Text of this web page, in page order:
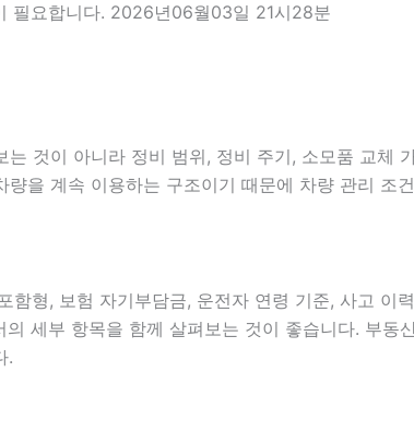
필요합니다. 2026년06월03일 21시28분
것이 아니라 정비 범위, 정비 주기, 소모품 교체
을 계속 이용하는 구조이기 때문에 차량 관리 조
형, 보험 자기부담금, 운전자 연령 기준, 사고 이
세부 항목을 함께 살펴보는 것이 좋습니다. 부동
.